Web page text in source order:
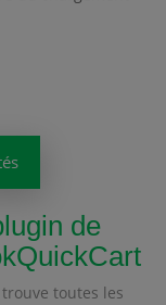
de
toutes les